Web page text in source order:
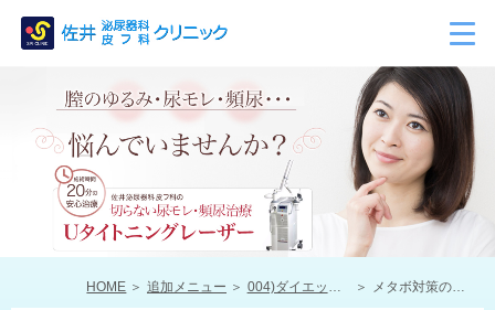
HOME 追加メニュー 004)ダイエット・メタボ対策 メタボ対策のサプリメント｢プロルベインDR｣